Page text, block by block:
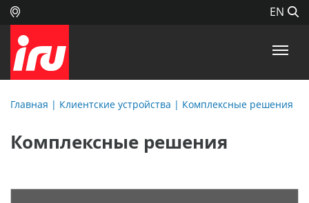
EN
Главная | Клиентские устройства | Комплексные решения
Комплексные решения